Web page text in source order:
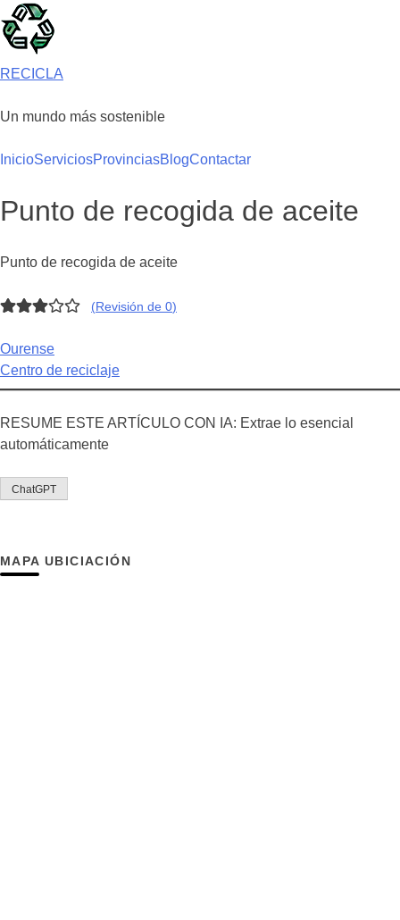
Saltar
al
contenido
RECICLA
Un mundo más sostenible
InicioServiciosProvinciasBlogContactar
Punto de recogida de aceite
Punto de recogida de aceite
(Revisión de 0)
Ourense
Centro de reciclaje
RESUME ESTE ARTÍCULO CON IA: Extrae lo esencial
automáticamente
ChatGPT
MAPA UBICIACIÓN